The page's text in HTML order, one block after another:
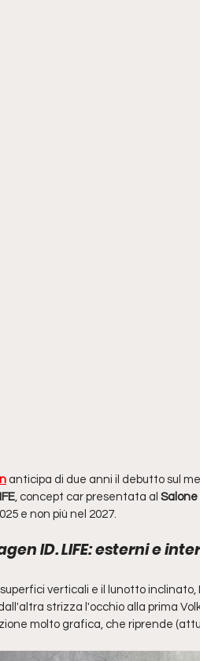
anticipa di due anni il debutto sul
, concept car presentata al Salone
e non più nel 2027.
ID. LIFE: esterni e
verticali e il lunotto
strizza l'occhio alla prima
molto grafica, che riprende